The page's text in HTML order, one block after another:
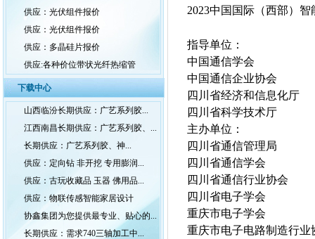
供应：光伏组件报价
供应：光伏组件报价
供应：多晶硅片报价
供应:各种价位带状光纤热缩管
下载中心
山西临汾长期供应：广艺系列胶...
江西南昌长期供应：广艺系列胶、...
长期供应：广艺系列胶、神...
供应：定向钻 非开挖 专用膨润...
供应：古玩收藏品 玉器 佛用品...
供应：物联传感智能家居设计
协鑫集团为您提供最专业、贴心的...
长期供应：需求740三轴加工中...
2023中国国际（西部）
指导单位：
中国通信学会
中国通信企业协会
四川省经济和信息化厅
四川省科学技术厅
主办单位：
四川省通信管理局
四川省通信学会
四川省通信行业协会
四川省电子学会
重庆市电子学会
重庆市电子电路制造行业